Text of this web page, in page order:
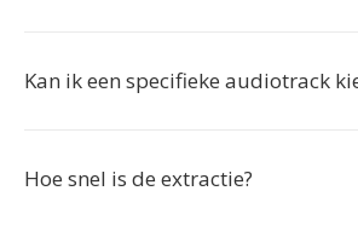
Kan ik een specifieke audiotrack
Hoe snel is de extractie?